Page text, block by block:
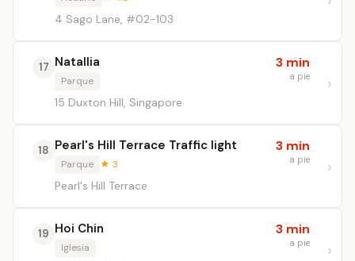
4 Sago Lane, #02-103
17 Natallia
Parque
15 Duxton Hill, Singapore
3 min
a pie
18 Pearl's Hill Terrace Traffic light
Parque ★ 3
Pearl's Hill Terrace
3 min
a pie
19 Hoi Chin
Iglesia
3 min
a pie